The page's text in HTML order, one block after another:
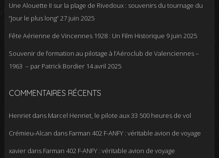
Une Alouette II sur la plage de Rivedoux : souvenirs du tournage du
“Jour le plus long”27 juin 2025
Fête Aérienne de Vincennes 1928 : Un Film Historique 9 juin 2025
Souvenir de formation au pilotage à l’Aéroclub de Valenciennes –
1963 – par Patrick Bordier 14 avril 2025
COMMENTAIRES RÉCENTS
Henrietdans Marcel Henriet, le pilote aux 33 500 heures de vol
Crémieu-Alcan dans Farman 402 F-ANFY : véritable avion de voyage
xavierdans Farman 402 F-ANFY : véritable avion de voyage